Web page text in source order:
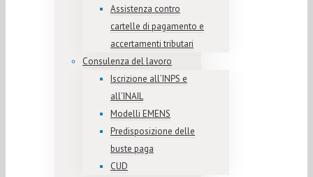
Assistenza contro
cartelle di pagamento e
accertamenti tributari
Consulenza del lavoro
Iscrizione all’INPS e
all’INAIL
Modelli EMENS
Predisposizione delle
buste paga
CUD